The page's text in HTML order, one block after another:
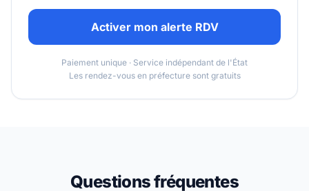
Activer mon alerte RDV
Paiement unique · Service indépendant de l'État
Les rendez-vous en préfecture sont gratuits
Questions fréquentes